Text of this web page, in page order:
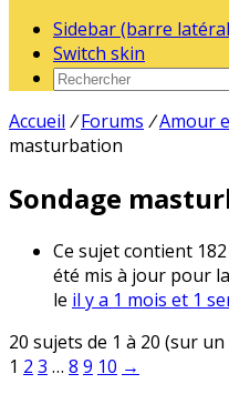
Sidebar (barre
Switch skin
Accueil / Forums /Amour
masturbation
Sondage
Ce sujet contient
été mis à jour pour
le il y a 1 mois et 1
20 sujets de 1 à 20 (sur
1 2 3 … 8 9 10 →